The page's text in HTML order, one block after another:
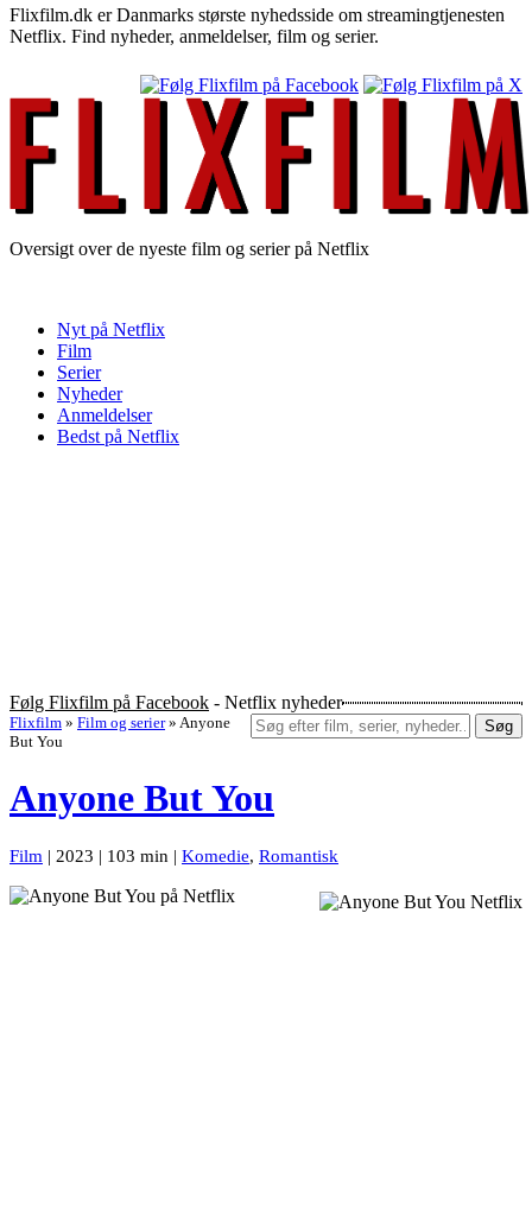
Flixfilm.dk er Danmarks største nyhedsside om streamingtjenesten
Netflix. Find nyheder, anmeldelser, film og serier.
Oversigt over de nyeste film og serier på Netflix
Nyt på Netflix
Film
Serier
Nyheder
Anmeldelser
Bedst på Netflix
Følg Flixfilm på Facebook - Netflix nyheder
Søg
Flixfilm » Film og serier » Anyone
But You
Anyone But You
Film | 2023 | 103 min | Komedie, Romantisk